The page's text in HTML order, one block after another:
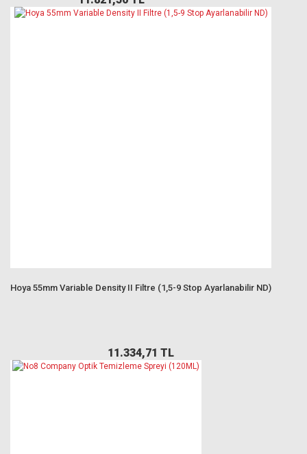
Hoya 55mm Variable Density II Filtre (1,5-9 Stop Ayarlanabilir ND)
11.334,71 TL